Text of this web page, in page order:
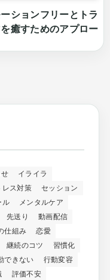
ションフリーとトラ
癒すためのアプロー
イライラ
レス対策
セッション
ル
メンタルケア
先送り
動画配信
仕組み
恋愛
継続のコツ
習慣化
できない
行動変容
評価不安